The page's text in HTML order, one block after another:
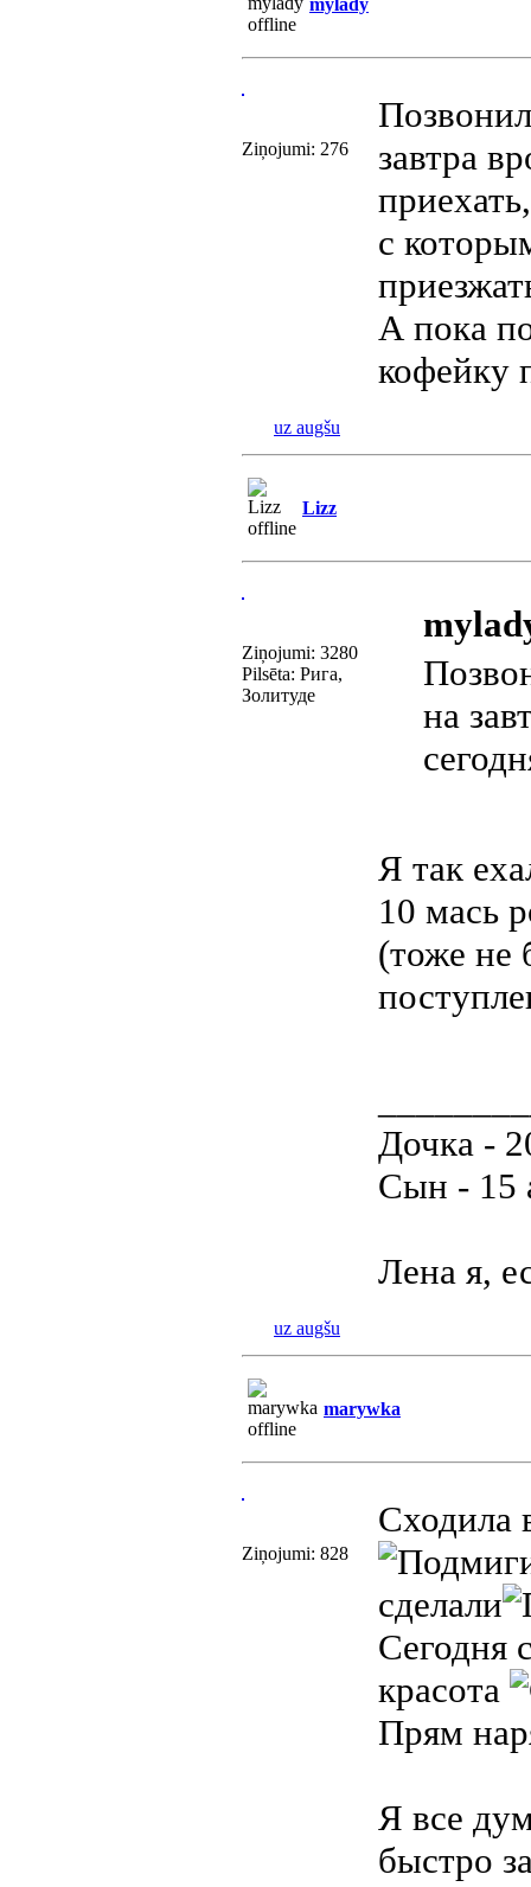
mylady
Ziņojumi: 276
завтра
с
А пока
кофейку
uz augšu
Lizz
Ziņojumi: 3280
Pilsēta: Рига,
Золитуде
на
Я так
10 мась
(тоже не
Дочка -
Сын - 15
Лена я,
uz augšu
marywka
Ziņojumi: 828
Сходила
сделали
Сегодня
красота
Прям
Я все
быстро